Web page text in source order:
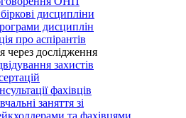
дисципліни
дисциплін
про аспірантів
через дослідження
захистів
фахівців
заняття зі
та фахівцями